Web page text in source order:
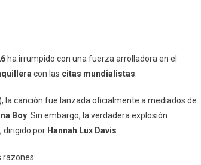
ha irrumpido con una fuerza arrolladora en el
con las citas mundialistas
la canción fue lanzada oficialmente a mediados de
Boy . Sin embargo, la verdadera explosión
dirigido por Hannah Lux Davis
razones: